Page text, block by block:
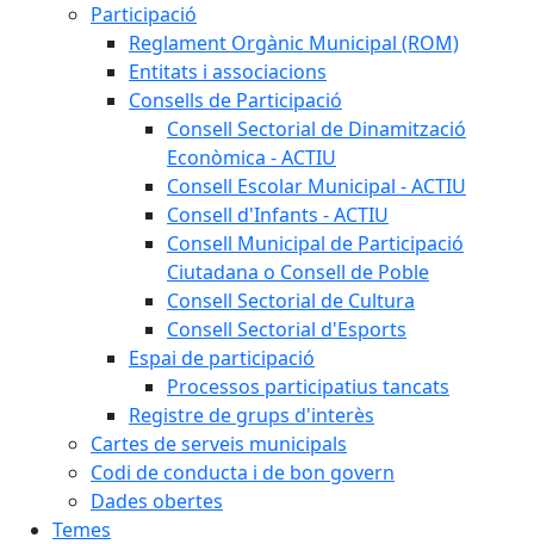
Participació
Reglament Orgànic Municipal (ROM)
Entitats i associacions
Consells de Participació
Consell Sectorial de Dinamització
Econòmica - ACTIU
Consell Escolar Municipal - ACTIU
Consell d'Infants - ACTIU
Consell Municipal de Participació
Ciutadana o Consell de Poble
Consell Sectorial de Cultura
Consell Sectorial d'Esports
Espai de participació
Processos participatius tancats
Registre de grups d'interès
Cartes de serveis municipals
Codi de conducta i de bon govern
Dades obertes
Temes